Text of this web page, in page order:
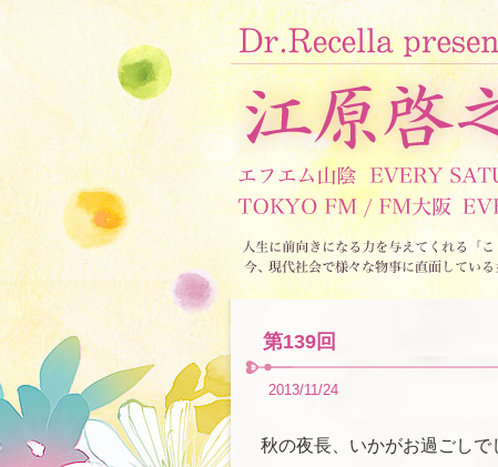
第139回
2013/11/24
秋の夜長、いかがお過ごしで